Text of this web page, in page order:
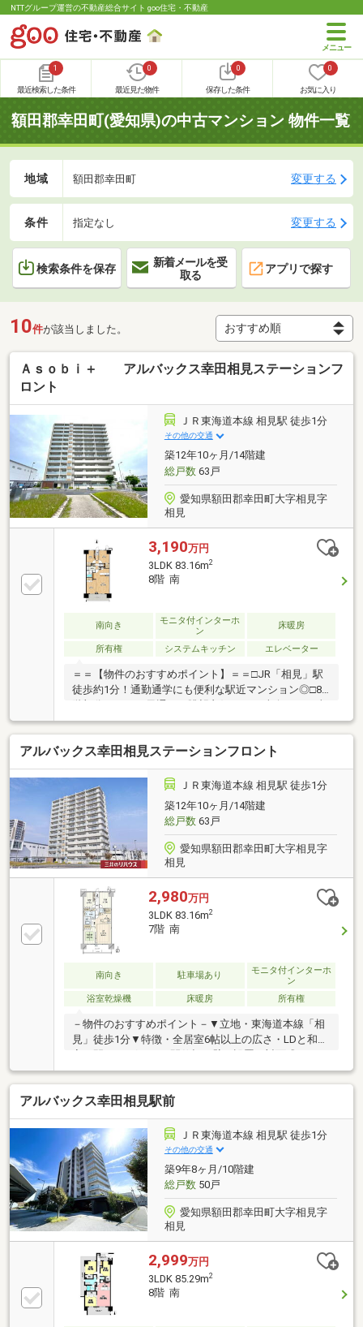
NTTグループ運営の不動産総合サイト goo住宅・不動産
1
最近検索した条件
0
最近見た物件
0
保存した条件
0
お気に入り
額田郡幸田町(愛知県)の中古マンション 物件一覧
地域 額田郡幸田町 変更する
条件 指定なし 変更する
検索条件を保存
新着メールを受
取る
アプリで探す
10件が該当しました。
Ａｓｏｂｉ＋ アルバックス幸田相見ステーションフ
ロント
ＪＲ東海道本線 相見駅 徒歩1分
その他の交通
築12年10ヶ月/14階建
総戸数63戸
愛知県額田郡幸田町大字相見字
相見
3,190万円
3LDK 83.16m2
8階 南
南向き
モニタ付インターホ
ン
床暖房
所有権 システムキッチン エレベーター
＝＝【物件のおすすめポイント】＝＝□JR「相見」駅
徒歩約1分！通勤通学にも便利な駅近マンション◎□8
階部分につき、風通し・眺望良好です♪□南向きで日当
良好！□ウォークインクローゼット完備で収納充実◎□
食洗器がついており、家事時短へとつながり快適です
♪□徒歩圏内にスーパーや薬局が揃う便利な立地！＝＝
【周辺環境】＝＝・JR「相見」駅 約76ｍ（徒歩約1
分）・マックスバリュ幸田店 約327ｍ（徒歩約5分）・
スギドラッグ幸田相見店 約267ｍ（徒歩約4分）・ファ
ミリーマート 約530ｍ（徒歩約7分）・カメリアガーデ
ン幸田 約412ｍ（徒歩約6分）▼お気軽にお問合せ下さ
い♪
アルバックス幸田相見ステーションフロント
ＪＲ東海道本線 相見駅 徒歩1分
築12年10ヶ月/14階建
総戸数63戸
愛知県額田郡幸田町大字相見字
相見
2,980万円
3LDK 83.16m2
7階 南
南向き 駐車場あり
モニタ付インターホ
ン
浴室乾燥機
床暖房 所有権
－物件のおすすめポイント－▼立地・東海道本線「相
見」徒歩1分▼特徴・全居室6帖以上の広さ・LDと和洋
室の間にTVボード・間仕切り壁を設置・対面式キッチ
ン、天板は人工大理石施工・WIC等、各洋室・廊下に
収納スペース有・自走式駐車場1台利用可(ハイルーフ
車・SUV可／車種による) ※区画・使用料未定▼設
備・床暖房(LD)・食洗機／浄水器内蔵レバー水栓・浴
室乾燥機・スロップシンク・宅配ボックス▼周辺環
境・マックスバリュ幸田店 徒歩5分(約400m)■ ご希望
の住まい探しをお手伝いします ━━━━━・・・物件
の詳細・ご相談はお気軽にお問い合わせください。
アルバックス幸田相見駅前
ＪＲ東海道本線 相見駅 徒歩1分
その他の交通
築9年8ヶ月/10階建
総戸数50戸
愛知県額田郡幸田町大字相見字
相見
2,999万円
3LDK 85.29m2
8階 南